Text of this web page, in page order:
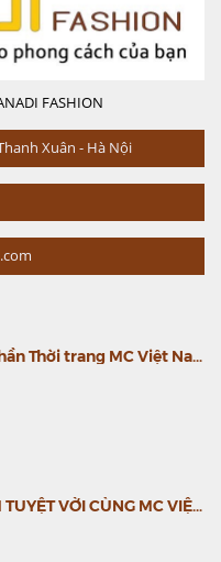
FASHION
Xuân - Hà Nội
Công ty Cổ phần Thời trang MC Việt Nam (MC Fashion) tổ chức Gala mừng sinh nhật lần thứ 9
TRẢI NGHIỆM TUYỆT VỜI CÙNG MC VIỆT NAM